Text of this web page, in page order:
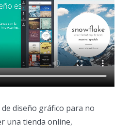
diseño gráfico para no
una tienda online,